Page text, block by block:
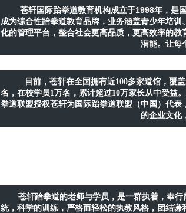
苍轩国际跆拳道教育机构成立于1998年，是
成为综合性跆拳道教育品牌，业务涵盖青少年培
化的管理平台，整合社会更高品质，更高效率的
潜能。让每
目前，苍轩在全国拥有近100多家道馆，覆
名，在校学员1万名，累计超过10万家长从中受益
拳道联盟授权苍轩为国际跆拳道联盟（中国）代
的企业文化
苍轩跆拳道的老师与学员，是一群执着，奉
统，科学的训练，严格而轻松的执教风格，团结